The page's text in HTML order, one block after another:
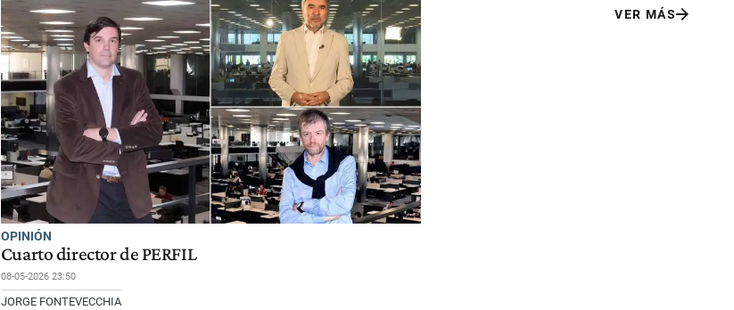
OPINIÓN
Cuarto director de PERFIL
08-05-2026 23:50
JORGE FONTEVECCHIA
VER MÁS